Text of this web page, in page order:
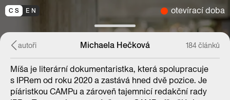
CS EN otevírací doba
autoři Michaela Hečková 184 článků
Míša je literární dokumentaristka, která spolupracuje
s IPRem od roku 2020 a zastává hned dvě pozice. Je
píáristkou CAMPu a zároveň tajemnicí redakční rady